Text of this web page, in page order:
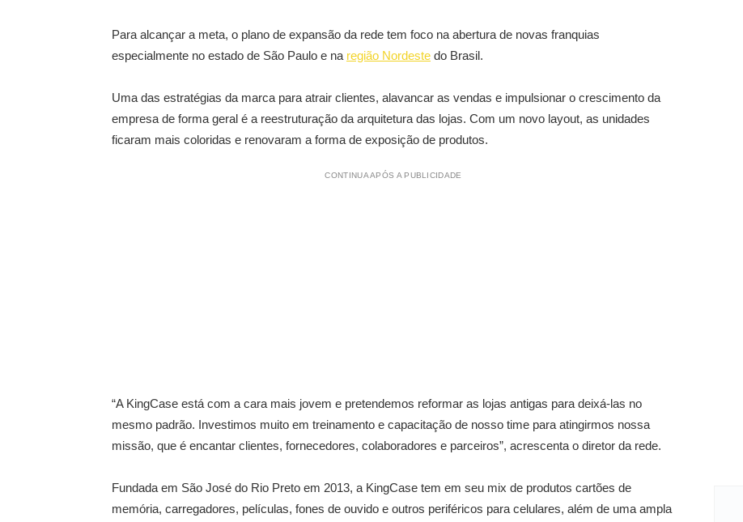
Para alcançar a meta, o plano de expansão da rede tem foco na abertura de novas franquias
especialmente no estado de São Paulo e na região Nordeste do Brasil.
Uma das estratégias da marca para atrair clientes, alavancar as vendas e impulsionar o crescimento da
empresa de forma geral é a reestruturação da arquitetura das lojas. Com um novo layout, as unidades
ficaram mais coloridas e renovaram a forma de exposição de produtos.
CONTINUA APÓS A PUBLICIDADE
“A KingCase está com a cara mais jovem e pretendemos reformar as lojas antigas para deixá-las no
mesmo padrão. Investimos muito em treinamento e capacitação de nosso time para atingirmos nossa
missão, que é encantar clientes, fornecedores, colaboradores e parceiros”, acrescenta o diretor da rede.
Fundada em São José do Rio Preto em 2013, a KingCase tem em seu mix de produtos cartões de
memória, carregadores, películas, fones de ouvido e outros periféricos para celulares, além de uma ampla